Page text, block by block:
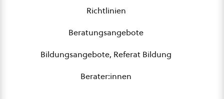
Richtlinien
Beratungsangebote
Bildungsangebote, Referat Bildung
Berater:innen